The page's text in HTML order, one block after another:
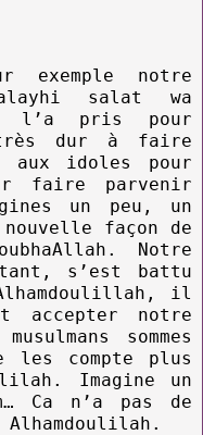
exemple notre
salat wa
l’a pris pour
très dur à faire
aux idoles pour
faire parvenir
un peu, un
nouvelle façon de
Notre
s’est battu
il
notre
sommes
les compte plus
Imagine un
Ca n’a pas de